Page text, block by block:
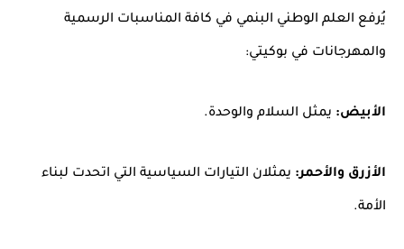
يُرفع العلم الوطني البنمي في كافة المناسبات الرسمية
والمهرجانات في بوكيتي:
الأبيض: يمثل السلام والوحدة.
الأزرق والأحمر: يمثلان التيارات السياسية التي اتحدت لبناء
الأمة.